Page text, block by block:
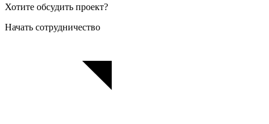
Хотите обсудить проект?
Начать сотрудничество